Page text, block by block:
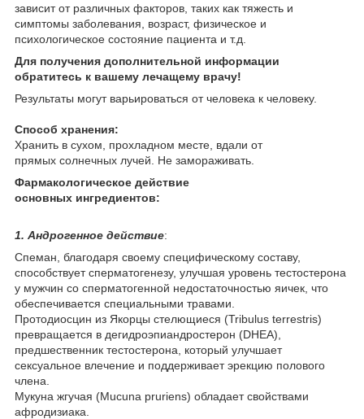
зависит от различных факторов, таких как тяжесть и
симптомы заболевания, возраст, физическое и
психологическое состояние пациента и т.д.
Для получения дополнительной информации
обратитесь к вашему лечащему врачу!
Результаты могут варьироваться от человека к человеку.
Способ хранения:
Хранить в сухом, прохладном месте, вдали от
прямых солнечных лучей. Не замораживать.
Фармакологическое действие
основных ингредиентов:
1. Андрогенное действие:
Спеман, благодаря своему специфическому составу,
способствует сперматогенезу, улучшая уровень тестостерона
у мужчин со сперматогенной недостаточностью яичек, что
обеспечивается специальными травами.
Протодиосцин из Якорцы стелющиеся (Tribulus terrestris)
превращается в дегидроэпиандростерон (DHEA),
предшественник тестостерона, который улучшает
сексуальное влечение и поддерживает эрекцию полового
члена.
Мукуна жгучая (Mucuna pruriens) обладает свойствами
афродизиака.